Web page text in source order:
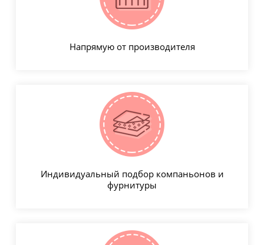
Напрямую от производителя
Индивидуальный подбор компаньонов и
фурнитуры